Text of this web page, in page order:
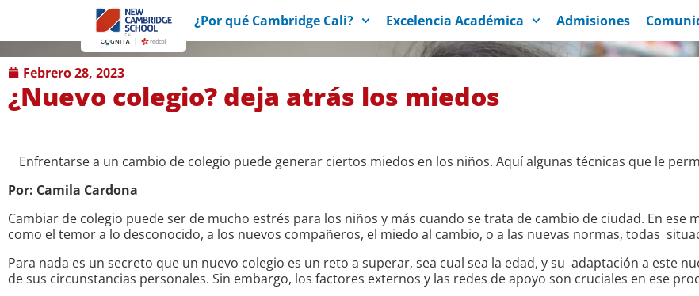
¿Por qué Cambridge Cali? Excelencia Académica Admisiones
febrero 28, 2023
¿Nuevo colegio? deja atrás los miedos
Enfrentarse a un cambio de colegio puede generar ciertos miedos en los niños. Aquí algunas técnicas que le
Por: Camila Cardona
Cambiar de colegio puede ser de mucho estrés para los niños y más cuando se trata de cambio de ciudad. En
como el temor a lo desconocido, a los nuevos compañeros, el miedo al cambio, o a las nuevas normas, todas
Para nada es un secreto que un nuevo colegio es un reto a superar, sea cual sea la edad, y su adaptación a este
de sus circunstancias personales. Sin embargo, los factores externos y las redes de apoyo son cruciales en ese